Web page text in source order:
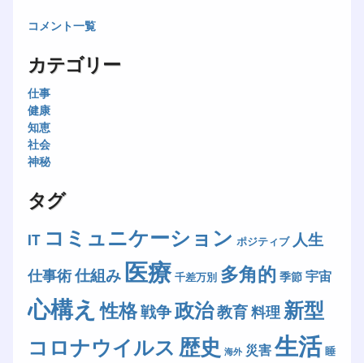
コメント一覧
カテゴリー
仕事
健康
知恵
社会
神秘
タグ
IT コミュニケーション ポジティブ 人生
仕事術仕組み医療 千差万別 多角的 季節 宇宙
心構え 性格戦争政治教育料理 新型
コロナウイルス 歴史 海外 災害生活 睡